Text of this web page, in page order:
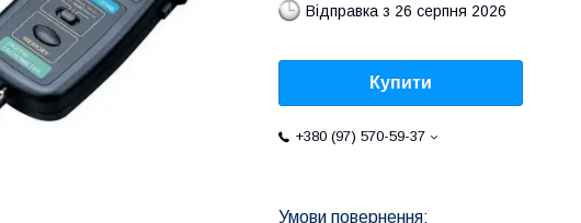
Відправка з 26 серпня 2026
Купити
+380 (97) 570-59-37